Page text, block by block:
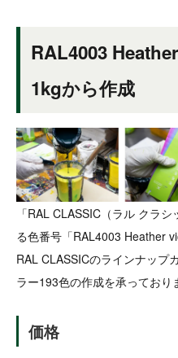
RAL4003
1kgから作成
「RAL CLASSIC（ラル クラ
る色番号「RAL4003 Heather
RAL CLASSICのラインナップ
ラー193色の作成を承っており
価格